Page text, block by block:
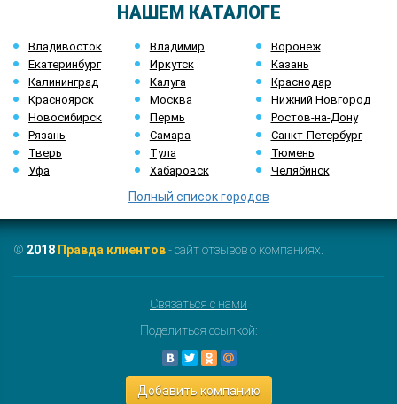
НАШЕМ КАТАЛОГЕ
Владивосток Владимир
Воронеж
Екатеринбург
Иркутск
Казань
Калининград
Калуга
Краснодар
Красноярск
Москва
Нижний Новгород
Новосибирск
Пермь
Ростов-на-Дону
Рязань
Самара
Санкт-Петербург
Тверь
Тула
Тюмень
Уфа
Хабаровск Челябинск
Полный список городов
© 2018 Правда клиентов- сайт отзывов о компаниях.
Связаться с нами
Поделиться ссылкой:
Добавить компанию